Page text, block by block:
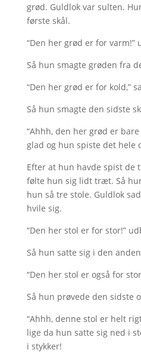
grød. Guldlok var sulten.
første skål.
“Den her grød er for varm!”
Så hun smagte grøden fra
“Den her grød er for kold,”
Så hun smagte den sidste
“Ahhh, den her grød er
glad og hun spiste det hele
Efter at hun havde spist de
følte hun sig lidt træt. Så
hun så tre stole. Guldlok
hvile sig.
“Den her stol er for stor!”
Så hun satte sig i den
“Den her stol er også for
Så hun prøvede den sidste
“Ahhh, denne stol er helt
lige da hun satte sig ned i
i stykker!